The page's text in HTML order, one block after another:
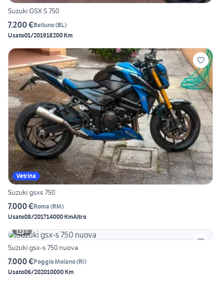
Suzuki GSX S 750
7.200 €Belluno(BL)
Usato01/201918200 Km
Vetrina
Suzuki gsxs 750
7.000 €Roma (RM)
Usato08/201714000 KmAltro
6
Suzuki gsx-s 750 nuova
7.000 €Poggio Moiano(RI)
Usato06/202010000 Km